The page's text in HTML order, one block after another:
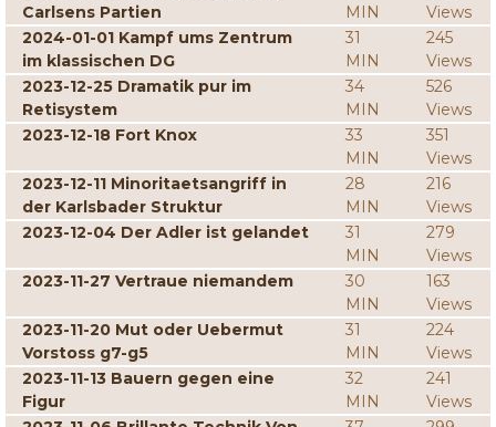
Carlsens Partien
MIN
Views
2024-01-01 Kampf ums Zentrum
im klassischen DG
31
MIN
245
Views
2023-12-25 Dramatik pur im
Retisystem
34
MIN
526
Views
2023-12-18 Fort Knox
33
MIN
351
Views
2023-12-11 Minoritaetsangriff in
der Karlsbader Struktur
28
MIN
216
Views
2023-12-04 Der Adler ist gelandet
31
MIN
279
Views
2023-11-27 Vertraue niemandem
30
MIN
163
Views
2023-11-20 Mut oder Uebermut
Vorstoss g7-g5
31
MIN
224
Views
2023-11-13 Bauern gegen eine
Figur
32
MIN
241
Views